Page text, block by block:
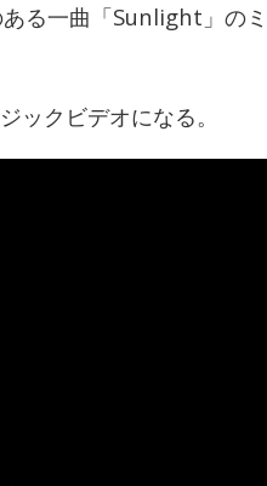
る一曲「Sunlight」の
ックビデオになる。